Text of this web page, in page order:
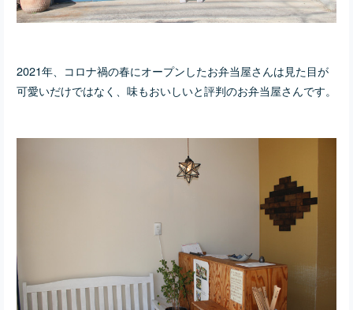
2021年、コロナ禍の春にオープンしたお弁当屋さんは見た目が
可愛いだけではなく、味もおいしいと評判のお弁当屋さんです。